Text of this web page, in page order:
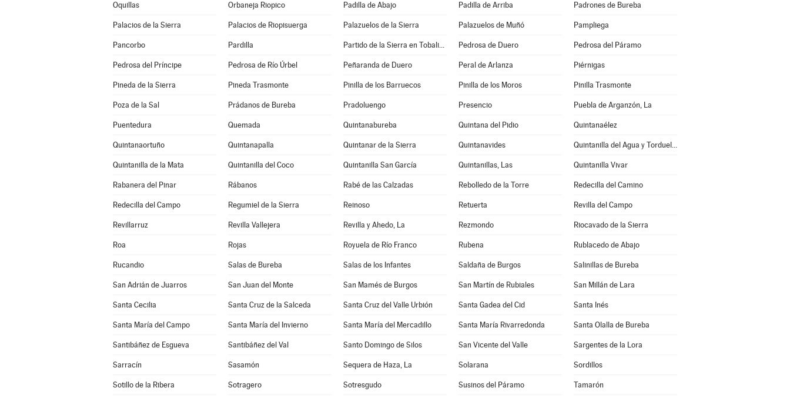
Oquillas Orbaneja Riopico Padilla de Abajo Padilla de Arriba Padrones de Bureba
Palacios de la Sierra Palacios de Riopisuerga Palazuelos de la Sierra Palazuelos de Muñó Pampliega
Pancorbo Pardilla Partido de la Sierra en Tobalina Pedrosa de Duero Pedrosa del Páramo
Pedrosa del Príncipe Pedrosa de Río Úrbel Peñaranda de Duero Peral de Arlanza Piérnigas
Pineda de la Sierra Pineda Trasmonte Pinilla de los Barruecos Pinilla de los Moros Pinilla Trasmonte
Poza de la Sal Prádanos de Bureba Pradoluengo Presencio Puebla de Arganzón, La
Puentedura Quemada Quintanabureba Quintana del Pidio Quintanaélez
Quintanaortuño Quintanapalla Quintanar de la Sierra Quintanavides Quintanilla del Agua y Tordueles
Quintanilla de la Mata Quintanilla del Coco Quintanilla San García Quintanillas, Las Quintanilla Vivar
Rabanera del Pinar Rábanos Rabé de las Calzadas Rebolledo de la Torre Redecilla del Camino
Redecilla del Campo Regumiel de la Sierra Reinoso Retuerta Revilla del Campo
Revillarruz Revilla Vallejera Revilla y Ahedo, La Rezmondo Riocavado de la Sierra
Roa Rojas Royuela de Río Franco Rubena Rublacedo de Abajo
Rucandio Salas de Bureba Salas de los Infantes Saldaña de Burgos Salinillas de Bureba
San Adrián de Juarros San Juan del Monte San Mamés de Burgos San Martín de Rubiales San Millán de Lara
Santa Cecilia Santa Cruz de la Salceda Santa Cruz del Valle Urbión Santa Gadea del Cid Santa Inés
Santa María del Campo Santa María del Invierno Santa María del Mercadillo Santa María Rivarredonda Santa Olalla de Bureba
Santibáñez de Esgueva Santibáñez del Val Santo Domingo de Silos San Vicente del Valle Sargentes de la Lora
Sarracín Sasamón Sequera de Haza, La Solarana Sordillos
Sotillo de la Ribera Sotragero Sotresgudo Susinos del Páramo Tamarón